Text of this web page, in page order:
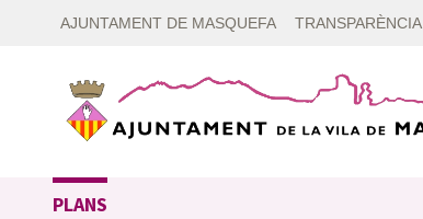
AJUNTAMENT DE MASQUEFA TRANSPARÈNCIA
PLANS